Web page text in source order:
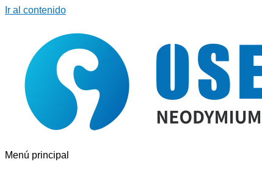
Ir al contenido
Menú principal